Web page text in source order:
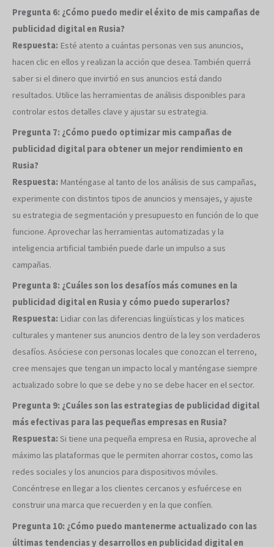
Pregunta 6: ¿Cómo puedo medir el éxito de mis campañas de
publicidad digital en Rusia?
Respuesta: Esté atento a cuántas personas ven sus anuncios,
hacen clic en ellos y realizan la acción que desea. También querrá
saber si el dinero que invirtió en sus anuncios está dando
resultados. Utilice las herramientas de análisis disponibles para
controlar estos detalles clave y ajustar su estrategia.
Pregunta 7: ¿Cómo puedo optimizar mis campañas de
publicidad digital para obtener un mejor rendimiento en
Rusia?
Respuesta: Manténgase al tanto de los análisis de sus campañas,
experimente con distintos tipos de anuncios y mensajes, y ajuste
su estrategia de segmentación y presupuesto en función de lo que
funcione. Aprovechar las herramientas automatizadas y la
inteligencia artificial también puede darle un impulso a sus
campañas.
Pregunta 8: ¿Cuáles son los desafíos más comunes en la
publicidad digital en Rusia y cómo puedo superarlos?
Respuesta: Lidiar con las diferencias lingüísticas y los matices
culturales y mantener sus anuncios dentro de la ley son verdaderos
desafíos. Asóciese con personas locales que conozcan el terreno,
cree mensajes que tengan un impacto local y manténgase siempre
actualizado sobre lo que se debe y no se debe hacer en el sector.
Pregunta 9: ¿Cuáles son las estrategias de publicidad digital
más efectivas para las pequeñas empresas en Rusia?
Respuesta: Si tiene una pequeña empresa en Rusia, aproveche al
máximo las plataformas que le permiten ahorrar costos, como las
redes sociales y los anuncios para dispositivos móviles.
Concéntrese en llegar a los clientes cercanos y esfuércese en
construir una marca que recuerden y en la que confíen.
Pregunta 10: ¿Cómo puedo mantenerme actualizado con las
últimas tendencias y desarrollos en publicidad digital en